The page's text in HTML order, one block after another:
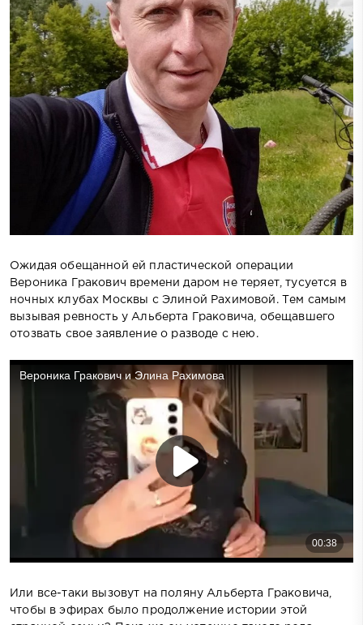
Ожидая обещанной ей пластической операции
Вероника Гракович времени даром не теряет, тусуется в
ночных клубах Москвы с Элиной Рахимовой. Тем самым
вызывая ревность у Альберта Граковича, обещавшего
отозвать свое заявление о разводе с нею.
Или все-таки вызовут на поляну Альберта Граковича,
чтобы в эфирах было продолжение истории этой